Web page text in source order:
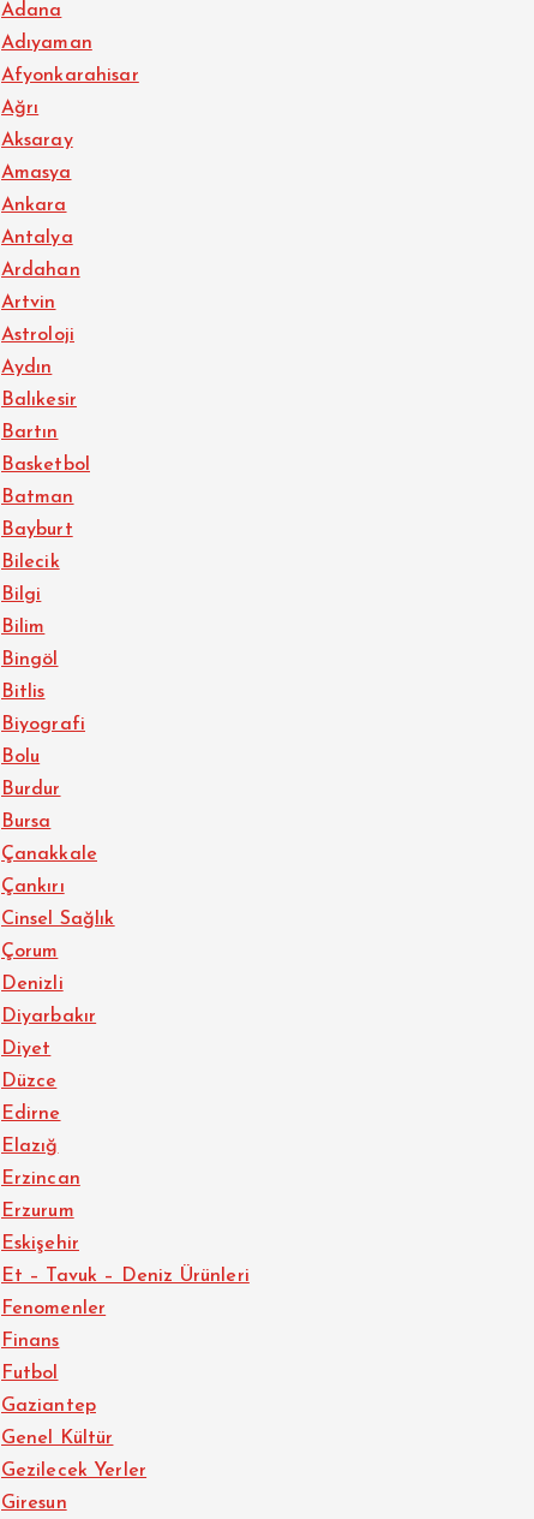
Adana
Adıyaman
Afyonkarahisar
Ağrı
Aksaray
Amasya
Ankara
Antalya
Ardahan
Artvin
Astroloji
Aydın
Balıkesir
Bartın
Basketbol
Batman
Bayburt
Bilecik
Bilgi
Bilim
Bingöl
Bitlis
Biyografi
Bolu
Burdur
Bursa
Çanakkale
Çankırı
Cinsel Sağlık
Çorum
Denizli
Diyarbakır
Diyet
Düzce
Edirne
Elazığ
Erzincan
Erzurum
Eskişehir
Et – Tavuk – Deniz Ürünleri
Fenomenler
Finans
Futbol
Gaziantep
Genel Kültür
Gezilecek Yerler
Giresun